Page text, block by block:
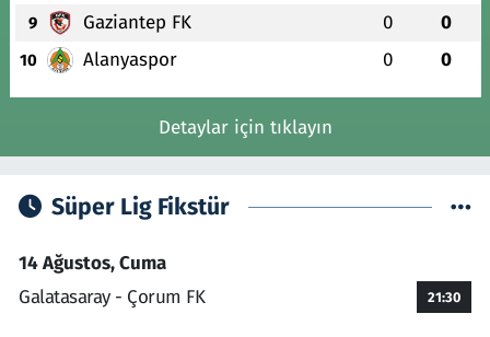
9 Gaziantep FK 0 0
10 Alanyaspor 0 0
Detaylar için tıklayın
Süper Lig Fikstür
14 Ağustos, Cuma
Galatasaray - Çorum FK
21:30